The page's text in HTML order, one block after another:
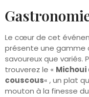
Le cœur de cet
présente une gamme
savoureux que variés.
trouverez le «
couscous« , un plat
mouton à la finesse